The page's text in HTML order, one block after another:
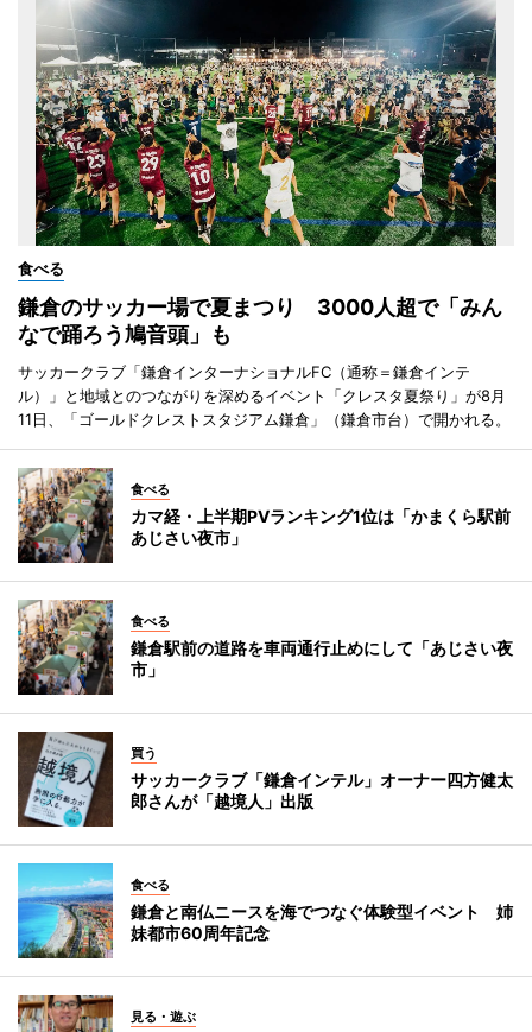
食べる
鎌倉のサッカー場で夏まつり 3000人超で「みん
なで踊ろう鳩音頭」も
サッカークラブ「鎌倉インターナショナルFC（通称＝鎌倉インテ
ル）」と地域とのつながりを深めるイベント「クレスタ夏祭り」が8月
11日、「ゴールドクレストスタジアム鎌倉」（鎌倉市台）で開かれる。
食べる
カマ経・上半期PVランキング1位は「かまくら駅前
あじさい夜市」
食べる
鎌倉駅前の道路を車両通行止めにして「あじさい夜
市」
買う
サッカークラブ「鎌倉インテル」オーナー四方健太
郎さんが「越境人」出版
食べる
鎌倉と南仏ニースを海でつなぐ体験型イベント 姉
妹都市60周年記念
見る・遊ぶ